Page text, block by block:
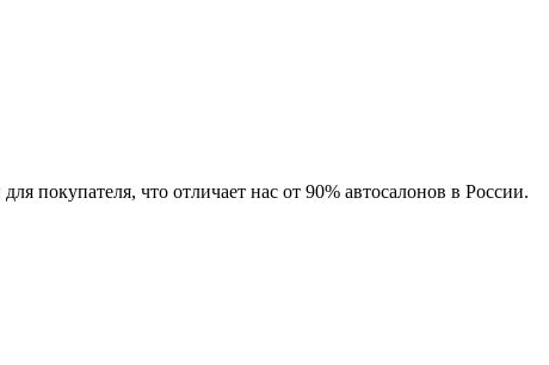
покупателя, что отличает нас от 90% автосалонов в России.